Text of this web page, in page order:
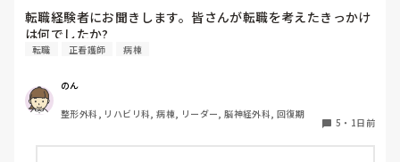
転職経験者にお聞きします。皆さんが転職を考えたきっかけ
は何でしたか?
転職 正看護師 病棟
のん
整形外科, リハビリ科, 病棟, リーダー, 脳神経外科, 回復期
5 ・ 1日前